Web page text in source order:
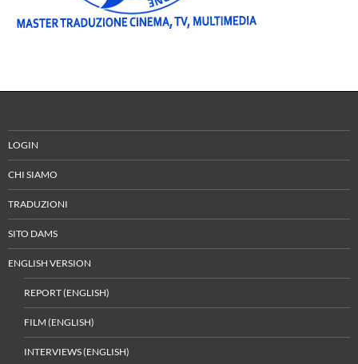
LOGIN
CHI SIAMO
TRADUZIONI
SITO DAMS
ENGLISH VERSION
REPORT (ENGLISH)
FILM (ENGLISH)
INTERVIEWS (ENGLISH)